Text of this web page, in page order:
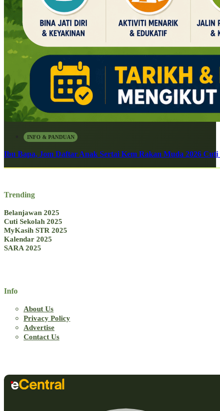
INFO & PANDUAN
Ibu Bapa, Jom Daftar Anak Sertai Kem Rakan Muda 2026
Trending
Belanjawan 2025
Cuti Sekolah 2025
MyKasih STR 2025
Kalendar 2025
SARA 2025
Info
About Us
Privacy Policy
Advertise
Contact Us